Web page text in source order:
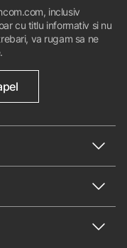
inclusiv
cu titlu informativ si nu
va rugam sa ne